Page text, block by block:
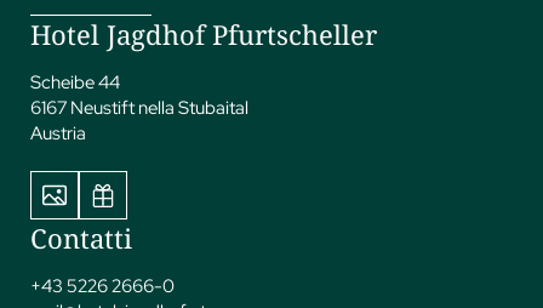
Hotel Jagdhof Pfurtscheller
Scheibe 44
6167 Neustift nella Stubaital
Austria
Contatti
+43 5226 2666-0